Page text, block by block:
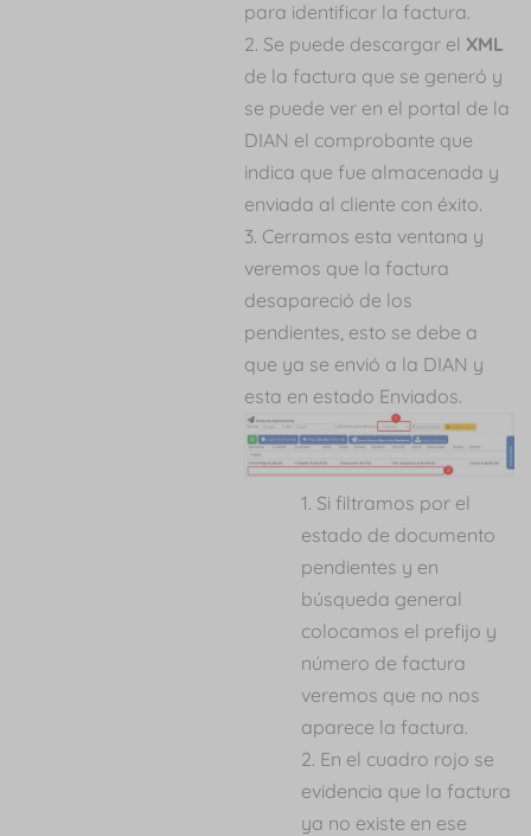
para identificar la factura.
Se puede descargar el XML
de la factura que se generó y
se puede ver en el portal de la
DIAN el comprobante que
indica que fue almacenada y
enviada al cliente con éxito.
Cerramos esta ventana y
veremos que la factura
desapareció de los
pendientes, esto se debe a
que ya se envió a la DIAN y
esta en estado Enviados.
Si filtramos por el
estado de documento
pendientes y en
búsqueda general
colocamos el prefijo y
número de factura
veremos que no nos
aparece la factura.
En el cuadro rojo se
evidencia que la factura
ya no existe en ese